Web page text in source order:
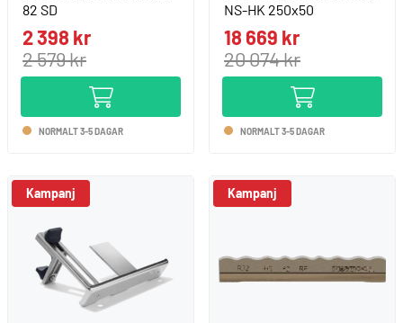
82 SD
2 398 kr
2 579 kr
NORMALT 3-5 DAGAR
NS-HK 250x50
18 669 kr
20 074 kr
NORMALT 3-5 DAGAR
Kampanj